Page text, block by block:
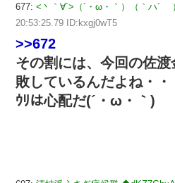
677: <丶｀∀´>（´・ω・｀）（｀ハ´
20:53:25.79 ID:kxgj0wT5
>>672
その割には、今回の佐
敗しているんだよね・・
ｳﾘは心配だ(´・ω・｀)